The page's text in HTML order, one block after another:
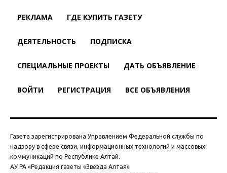
РЕКЛАМА ГДЕ КУПИТЬ ГАЗЕТУ
ДЕЯТЕЛЬНОСТЬ ПОДПИСКА
СПЕЦИАЛЬНЫЕ ПРОЕКТЫ ДАТЬ ОБЪЯВЛЕНИЕ
ВОЙТИ РЕГИСТРАЦИЯ ВСЕ ОБЪЯВЛЕНИЯ
Газета зарегистрирована Управлением Федеральной службы по
надзору в сфере связи, информационных технологий и массовых
коммуникаций по Республике Алтай.
АУ РА «Редакция газеты «Звезда Алтая»